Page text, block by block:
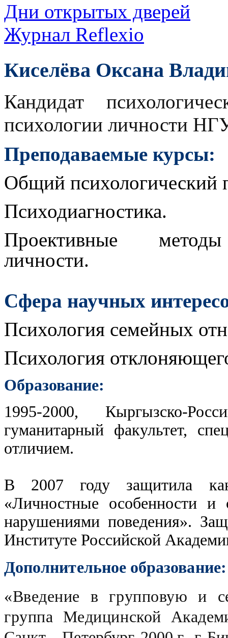
Дни открытых дверей
Журнал Reflexio
Киселёва Оксана
Кандидат
психологии личности
Преподаваемые курсы:
Общий психологический
Психодиагностика.
Проективные
личности.
Сфера научных
Психология семейных
Психология
Образование:
1995-2000, Кыргызско-
гуманитарный факультет,
отличием.
В 2007 году защитила
«Личностные особенности и
нарушениями поведения».
Институте Российской
Дополнительное
«Введение в групповую и
группа Медицинской